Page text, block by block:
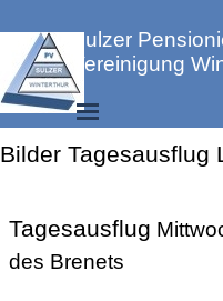
Menü
Sulzer
Vereinigung
Bilder Tagesausflug
Tagesausflug
des Brenets